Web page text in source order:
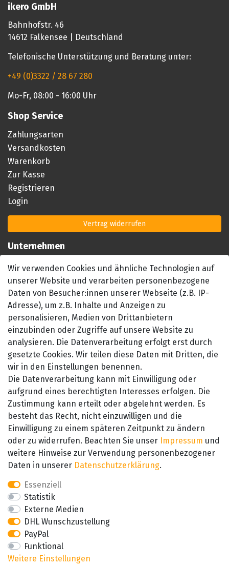
ikero GmbH
Bahnhofstr. 46
14612 Falkensee | Deutschland
Telefonische Unterstützung und Beratung unter:
+49 (0)3322 / 28 67 280
Mo-Fr, 08:00 - 16:00 Uhr
Shop Service
Zahlungsarten
Versandkosten
Warenkorb
Zur Kasse
Registrieren
Login
Vertrag widerrufen
Unternehmen
Impressum
AGB
Datenschutzerklärung
Barrierefreiheitserklärung
Widerrufsrecht
Kontakt
SEHR GUT
4.89 / 5
aus 657 Bewertungen
bei: amazon.de,
amazon.fr, amazon.it
Wir verwenden Cookies und ähnliche Technologien auf
unserer Website und verarbeiten personenbezogene
Daten von Besucher:innen unserer Webseite (z.B. IP-
Adresse), um z.B. Inhalte und Anzeigen zu
personalisieren, Medien von Drittanbietern
einzubinden oder Zugriffe auf unsere Website zu
analysieren. Die Datenverarbeitung erfolgt erst durch
gesetzte Cookies. Wir teilen diese Daten mit Dritten, die
wir in den Einstellungen benennen.
Die Datenverarbeitung kann mit Einwilligung oder
aufgrund eines berechtigten Interesses erfolgen. Die
Zustimmung kann erteilt oder abgelehnt werden. Es
besteht das Recht, nicht einzuwilligen und die
Einwilligung zu einem späteren Zeitpunkt zu ändern
oder zu widerrufen. Beachten Sie unser Impressum und
weitere Hinweise zur Verwendung personenbezogener
Daten in unserer Daten­schutz­erklärung.
Essenziell
Statistik
Externe Medien
DHL Wunschzustellung
PayPal
Funktional
Weitere Einstellungen